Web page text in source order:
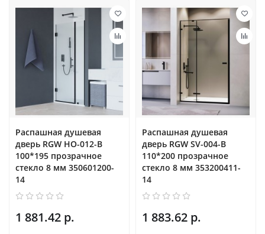
Распашная душевая
дверь RGW HO-012-B
100*195 прозрачное
стекло 8 мм 350601200-
14
1 881.42 р.
Распашная душевая
дверь RGW SV-004-B
110*200 прозрачное
стекло 8 мм 353200411-
14
1 883.62 р.